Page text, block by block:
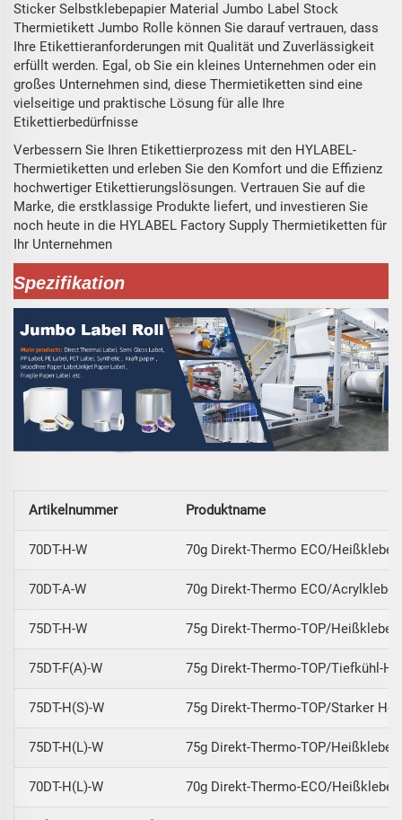
Sticker Selbstklebepapier Material Jumbo Label Stock
Thermietikett Jumbo Rolle können Sie darauf vertrauen, dass
Ihre Etikettieranforderungen mit Qualität und Zuverlässigkeit
erfüllt werden. Egal, ob Sie ein kleines Unternehmen oder ein
großes Unternehmen sind, diese Thermietiketten sind eine
vielseitige und praktische Lösung für alle Ihre
Etikettierbedürfnisse
Verbessern Sie Ihren Etikettierprozess mit den HYLABEL-
Thermietiketten und erleben Sie den Komfort und die Effizienz
hochwertiger Etikettierungslösungen. Vertrauen Sie auf die
Marke, die erstklassige Produkte liefert, und investieren Sie
noch heute in die HYLABEL Factory Supply Thermietiketten für
Ihr Unternehmen
Spezifikation
Artikelnummer Produktname
70DT-H-W 70g Direkt-Thermo ECO/
70DT-A-W 70g Direkt-Thermo ECO/
75DT-H-W 75g Direkt-Thermo-TOP/
75DT-F(A)-W 75g Direkt-Thermo-TOP/Tiefkühl-
75DT-H(S)-W 75g Direkt-Thermo-TOP/Starker
75DT-H(L)-W 75g Direkt-Thermo-TOP/
70DT-H(L)-W 70g Direkt-Thermo-ECO/